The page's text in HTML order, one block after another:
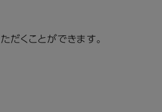
だくことができます。